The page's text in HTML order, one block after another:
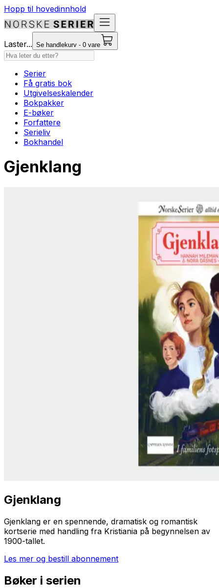
Hopp til hovedinnhold
Laster... Se handlekurv - 0 vare
Serier
Få gratis bok
Utgivelseskalender
Bokpakker
E-bøker
Forfattere
Serieliv
Bokhandel
Gjenklang
Gjenklang
Gjenklang er en spennende, dramatisk og romantisk
kortserie med handling fra Kristiania på begynnelsen av
1900-tallet.
Les mer og bestill abonnement
Bøker i serien